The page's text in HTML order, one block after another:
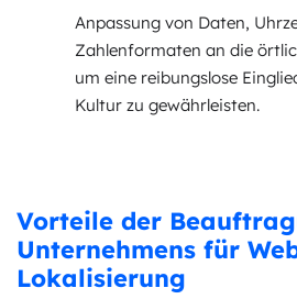
Anpassung von Daten,
Zahlenformaten an die
um eine reibungslose
Kultur zu gewährleisten.
Vorteile der
Unternehmens für
Lokalisierung